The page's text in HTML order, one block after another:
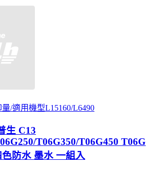
/適用機型L15160/L6490
生 C13
T06G350/T06G450 T06G
防水 墨水 一組入